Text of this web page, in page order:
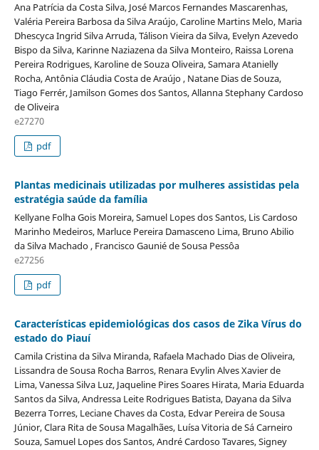
Ana Patrícia da Costa Silva, José Marcos Fernandes Mascarenhas,
Valéria Pereira Barbosa da Silva Araújo, Caroline Martins Melo, Maria
Dhescyca Ingrid Silva Arruda, Tálison Vieira da Silva, Evelyn Azevedo
Bispo da Silva, Karinne Naziazena da Silva Monteiro, Raissa Lorena
Pereira Rodrigues, Karoline de Souza Oliveira, Samara Atanielly
Rocha, Antônia Cláudia Costa de Araújo , Natane Dias de Souza,
Tiago Ferrér, Jamilson Gomes dos Santos, Allanna Stephany Cardoso
de Oliveira
e27270
pdf
Plantas medicinais utilizadas por mulheres assistidas pela
estratégia saúde da família
Kellyane Folha Gois Moreira, Samuel Lopes dos Santos, Lis Cardoso
Marinho Medeiros, Marluce Pereira Damasceno Lima, Bruno Abilio
da Silva Machado , Francisco Gaunié de Sousa Pessôa
e27256
pdf
Características epidemiológicas dos casos de Zika Vírus do
estado do Piauí
Camila Cristina da Silva Miranda, Rafaela Machado Dias de Oliveira,
Lissandra de Sousa Rocha Barros, Renara Evylin Alves Xavier de
Lima, Vanessa Silva Luz, Jaqueline Pires Soares Hirata, Maria Eduarda
Santos da Silva, Andressa Leite Rodrigues Batista, Dayana da Silva
Bezerra Torres, Leciane Chaves da Costa, Edvar Pereira de Sousa
Júnior, Clara Rita de Sousa Magalhães, Luísa Vitoria de Sá Carneiro
Souza, Samuel Lopes dos Santos, André Cardoso Tavares, Signey